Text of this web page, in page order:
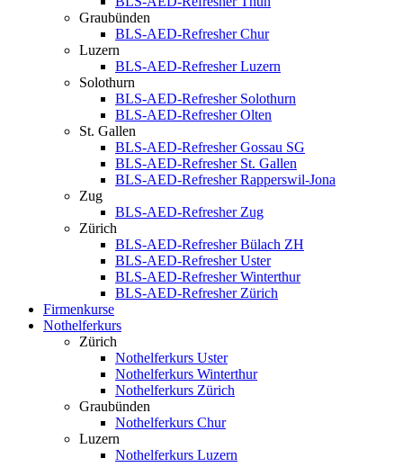
Graubünden
BLS-AED-Refresher Chur
Luzern
BLS-AED-Refresher Luzern
Solothurn
BLS-AED-Refresher Solothurn
BLS-AED-Refresher Olten
St. Gallen
BLS-AED-Refresher Gossau SG
BLS-AED-Refresher St. Gallen
BLS-AED-Refresher Rapperswil-Jona
Zug
BLS-AED-Refresher Zug
Zürich
BLS-AED-Refresher Bülach ZH
BLS-AED-Refresher Uster
BLS-AED-Refresher Winterthur
BLS-AED-Refresher Zürich
Firmenkurse
Nothelferkurs
Zürich
Nothelferkurs Uster
Nothelferkurs Winterthur
Nothelferkurs Zürich
Graubünden
Nothelferkurs Chur
Luzern
Nothelferkurs Luzern